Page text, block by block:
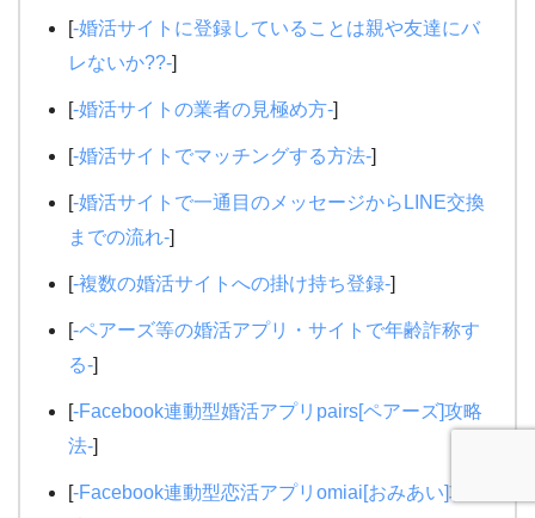
[-婚活サイトに登録していることは親や友達にバ
レないか??-]
[-婚活サイトの業者の見極め方-]
[-婚活サイトでマッチングする方法-]
[-婚活サイトで一通目のメッセージからLINE交換
までの流れ-]
[-複数の婚活サイトへの掛け持ち登録-]
[-ペアーズ等の婚活アプリ・サイトで年齢詐称す
る-]
[-Facebook連動型婚活アプリpairs[ペアーズ]攻略
法-]
[-Facebook連動型恋活アプリomiai[おみあい]攻略